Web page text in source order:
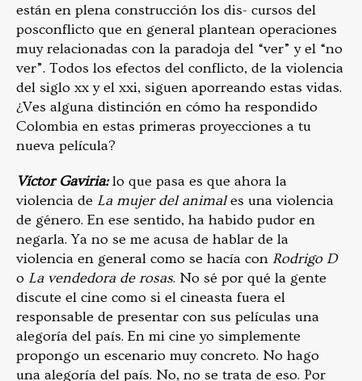
están en plena construcción los dis- cursos del
posconflicto que en general plantean operaciones
muy relacionadas con la paradoja del “ver” y el “no
ver”. Todos los efectos del conflicto, de la violencia
del siglo xx y el xxi, siguen aporreando estas vidas.
¿Ves alguna distinción en cómo ha respondido
Colombia en estas primeras proyecciones a tu
nueva película?
Víctor Gaviria:lo que pasa es que ahora la
violencia de La mujer del animales una violencia
de género. En ese sentido, ha habido pudor en
negarla. Ya no se me acusa de hablar de la
violencia en general como se hacía con Rodrigo D
o La vendedora de rosas. No sé por qué la gente
discute el cine como si el cineasta fuera el
responsable de presentar con sus películas una
alegoría del país. En mi cine yo simplemente
propongo un escenario muy concreto. No hago
una alegoría del país. No, no se trata de eso. Por